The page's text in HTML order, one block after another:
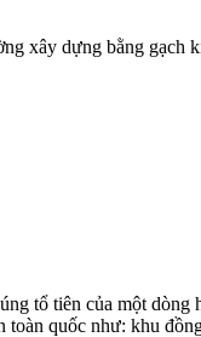
xây dựng bằng gạch
tổ tiên của một
quốc như: khu